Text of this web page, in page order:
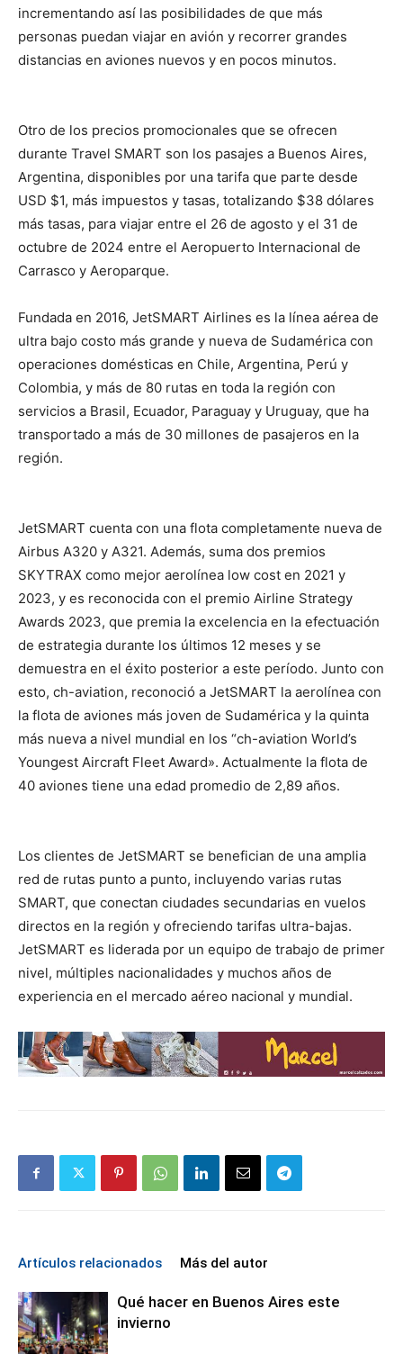
incrementando así las posibilidades de que más
personas puedan viajar en avión y recorrer grandes
distancias en aviones nuevos y en pocos minutos.
Otro de los precios promocionales que se ofrecen
durante Travel SMART son los pasajes a Buenos Aires,
Argentina, disponibles por una tarifa que parte desde
USD $1, más impuestos y tasas, totalizando $38 dólares
más tasas, para viajar entre el 26 de agosto y el 31 de
octubre de 2024 entre el Aeropuerto Internacional de
Carrasco y Aeroparque.
Fundada en 2016, JetSMART Airlines es la línea aérea de
ultra bajo costo más grande y nueva de Sudamérica con
operaciones domésticas en Chile, Argentina, Perú y
Colombia, y más de 80 rutas en toda la región con
servicios a Brasil, Ecuador, Paraguay y Uruguay, que ha
transportado a más de 30 millones de pasajeros en la
región.
JetSMART cuenta con una flota completamente nueva de
Airbus A320 y A321. Además, suma dos premios
SKYTRAX como mejor aerolínea low cost en 2021 y
2023, y es reconocida con el premio Airline Strategy
Awards 2023, que premia la excelencia en la efectuación
de estrategia durante los últimos 12 meses y se
demuestra en el éxito posterior a este período. Junto con
esto, ch-aviation, reconoció a JetSMART la aerolínea con
la flota de aviones más joven de Sudamérica y la quinta
más nueva a nivel mundial en los “ch-aviation World’s
Youngest Aircraft Fleet Award». Actualmente la flota de
40 aviones tiene una edad promedio de 2,89 años.
Los clientes de JetSMART se benefician de una amplia
red de rutas punto a punto, incluyendo varias rutas
SMART, que conectan ciudades secundarias en vuelos
directos en la región y ofreciendo tarifas ultra-bajas.
JetSMART es liderada por un equipo de trabajo de primer
nivel, múltiples nacionalidades y muchos años de
experiencia en el mercado aéreo nacional y mundial.
Artículos relacionados Más del autor
Qué hacer en Buenos Aires este
invierno